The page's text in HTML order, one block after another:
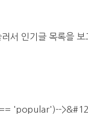
서 인기글 목록을 보
'popular')--